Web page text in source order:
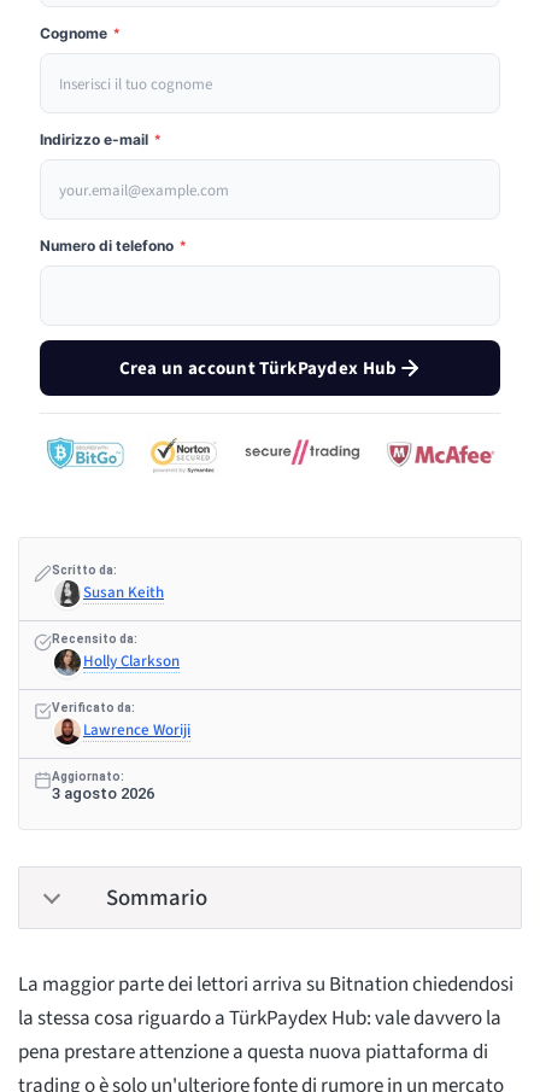
Cognome *
Indirizzo e-mail *
Numero di telefono *
Crea un account TürkPaydex Hub
Scritto da:
Susan Keith
Recensito da:
Holly Clarkson
Verificato da:
Lawrence Woriji
Aggiornato:
3 agosto 2026
Sommario
La maggior parte dei lettori arriva su Bitnation chiedendosi
la stessa cosa riguardo a TürkPaydex Hub: vale davvero la
pena prestare attenzione a questa nuova piattaforma di